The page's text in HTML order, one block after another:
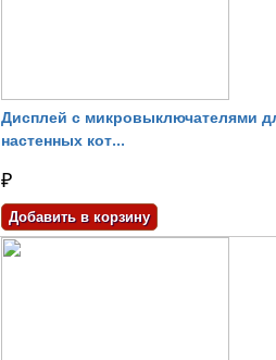
Дисплей с микровыключателями
настенных кот...
₽